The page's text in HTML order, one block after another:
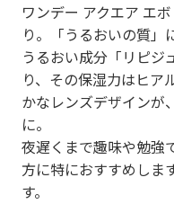
ワンデー アクエア エ
り。「うるおいの質」
うるおい成分「リピジ
り、その保湿力はヒア
かなレンズデザインが
に。
夜遅くまで趣味や勉強
方に特におすすめしま
す。